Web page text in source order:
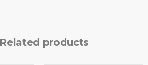
Related products